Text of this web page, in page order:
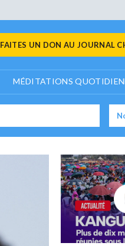
FAITES UN DON AU JOURNAL
MÉDITATIONS